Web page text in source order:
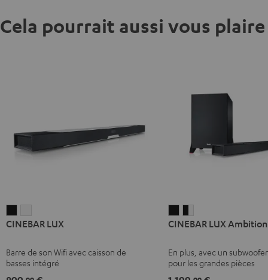
Cela pourrait aussi vous plaire
LUXLUX
CINEBAR LUX
Barre de son Wifi avec caisson de
basses intégré
LUX
Noir
LUX
Noir
/
CINEBAR LUX Ambition
En plus, avec un
pour les grandes pièces